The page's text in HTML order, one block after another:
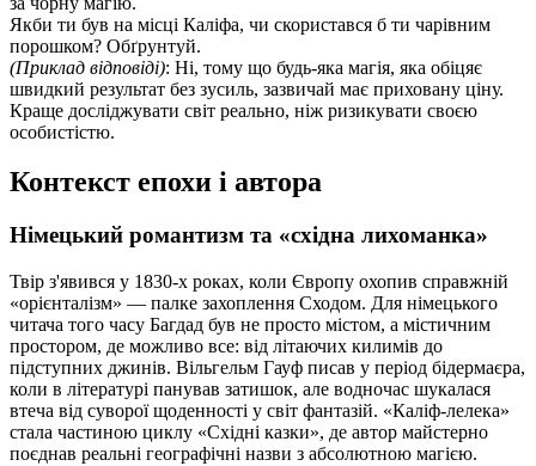
Якби ти був на місці Каліфа, чи скористався б ти чарівним
порошком? Обґрунтуй.
(Приклад відповіді): Ні, тому що будь-яка магія, яка обіцяє
швидкий результат без зусиль, зазвичай має приховану ціну.
Краще досліджувати світ реально, ніж ризикувати своєю
особистістю.
Контекст епохи і автора
Німецький романтизм та «східна лихоманка»
Твір з'явився у 1830-х роках, коли Європу охопив справжній
«орієнталізм» — палке захоплення Сходом. Для німецького
читача того часу Багдад був не просто містом, а містичним
простором, де можливо все: від літаючих килимів до
підступних джинів. Вільгельм Гауф писав у період бідермаєра,
коли в літературі панував затишок, але водночас шукалася
втеча від суворої щоденності у світ фантазій. «Каліф-лелека»
стала частиною циклу «Східні казки», де автор майстерно
поєднав реальні географічні назви з абсолютною магією.